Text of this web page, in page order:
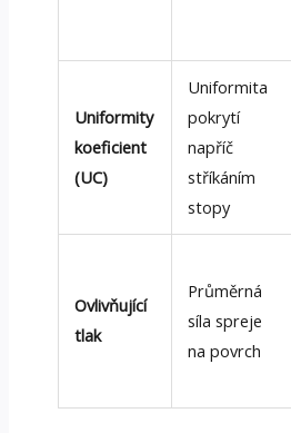
Uniformity
koeficient
(UC)
Uniformita
pokrytí
napříč
stříkáním
stopy
Ovlivňující
tlak
Průměrná
síla spreje
na povrch